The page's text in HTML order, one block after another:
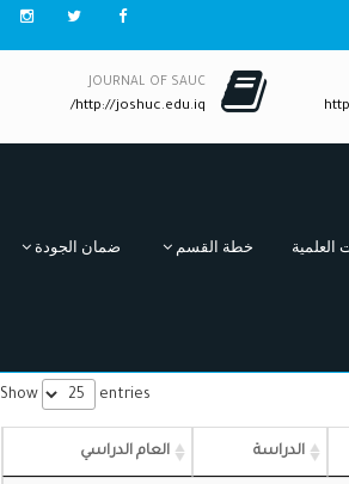
JOURNAL OF SAUC
http://joshuc.edu.iq/
العلمية خطة القسم ضمان الجودة
Show entries
الدراسة العام الدراسي